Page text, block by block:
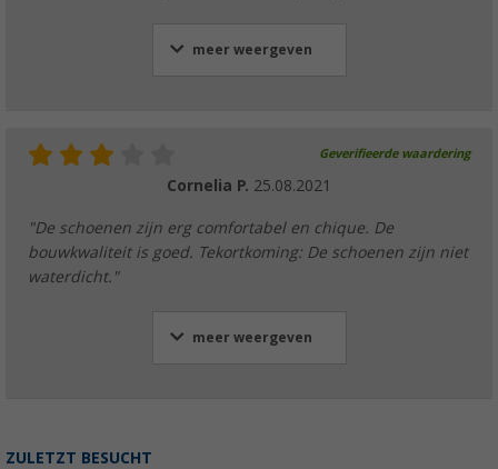
meer weergeven
Geverifieerde waardering
Cornelia P. 25.08.2021
"De schoenen zijn erg comfortabel en chique. De
bouwkwaliteit is goed. Tekortkoming: De schoenen zijn niet
waterdicht."
meer weergeven
ZULETZT BESUCHT